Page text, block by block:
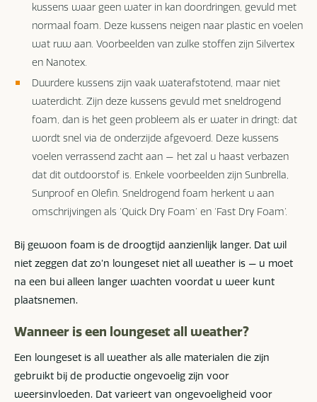
kussens waar geen water in kan doordringen, gevuld met
normaal foam. Deze kussens neigen naar plastic en voelen
wat ruw aan. Voorbeelden van zulke stoffen zijn Silvertex
en Nanotex.
Duurdere kussens zijn vaak waterafstotend, maar niet
waterdicht. Zijn deze kussens gevuld met sneldrogend
foam, dan is het geen probleem als er water in dringt: dat
wordt snel via de onderzijde afgevoerd. Deze kussens
voelen verrassend zacht aan — het zal u haast verbazen
dat dit outdoorstof is. Enkele voorbeelden zijn Sunbrella,
Sunproof en Olefin. Sneldrogend foam herkent u aan
omschrijvingen als ‘Quick Dry Foam’ en ‘Fast Dry Foam’.
Bij gewoon foam is de droogtijd aanzienlijk langer. Dat wil
niet zeggen dat zo’n loungeset niet all weather is — u moet
na een bui alleen langer wachten voordat u weer kunt
plaatsnemen.
Wanneer is een loungeset all weather?
Een loungeset is all weather als alle materialen die zijn
gebruikt bij de productie ongevoelig zijn voor
weersinvloeden. Dat varieert van ongevoeligheid voor